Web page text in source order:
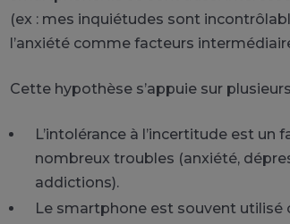
(ex : mes inquiétudes sont
l’anxiété comme facteurs
Cette hypothèse s’appuie sur
L’intolérance à l’incertitude est
nombreux troubles (anxiété,
addictions).
Le smartphone est souvent